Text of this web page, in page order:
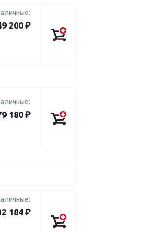
200 ₽
180 ₽
184 ₽